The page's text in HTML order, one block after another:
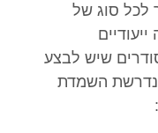
לכל סוג של
שיש לבצע
נדרשת השמדת